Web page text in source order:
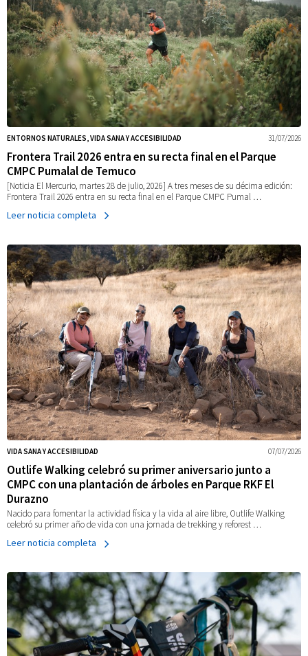
31/07/2026
ENTORNOS NATURALES, VIDA SANA Y ACCESIBILIDAD
Frontera Trail 2026 entra en su recta final en el Parque
CMPC Pumalal de Temuco
[Noticia El Mercurio, martes 28 de julio, 2026] A tres meses de su décima edición:
Frontera Trail 2026 entra en su recta final en el Parque CMPC Pumal …
Leer noticia completa
07/07/2026
VIDA SANA Y ACCESIBILIDAD
Outlife Walking celebró su primer aniversario junto a
CMPC con una plantación de árboles en Parque RKF El
Durazno
Nacido para fomentar la actividad física y la vida al aire libre, Outlife Walking
celebró su primer año de vida con una jornada de trekking y reforest …
Leer noticia completa